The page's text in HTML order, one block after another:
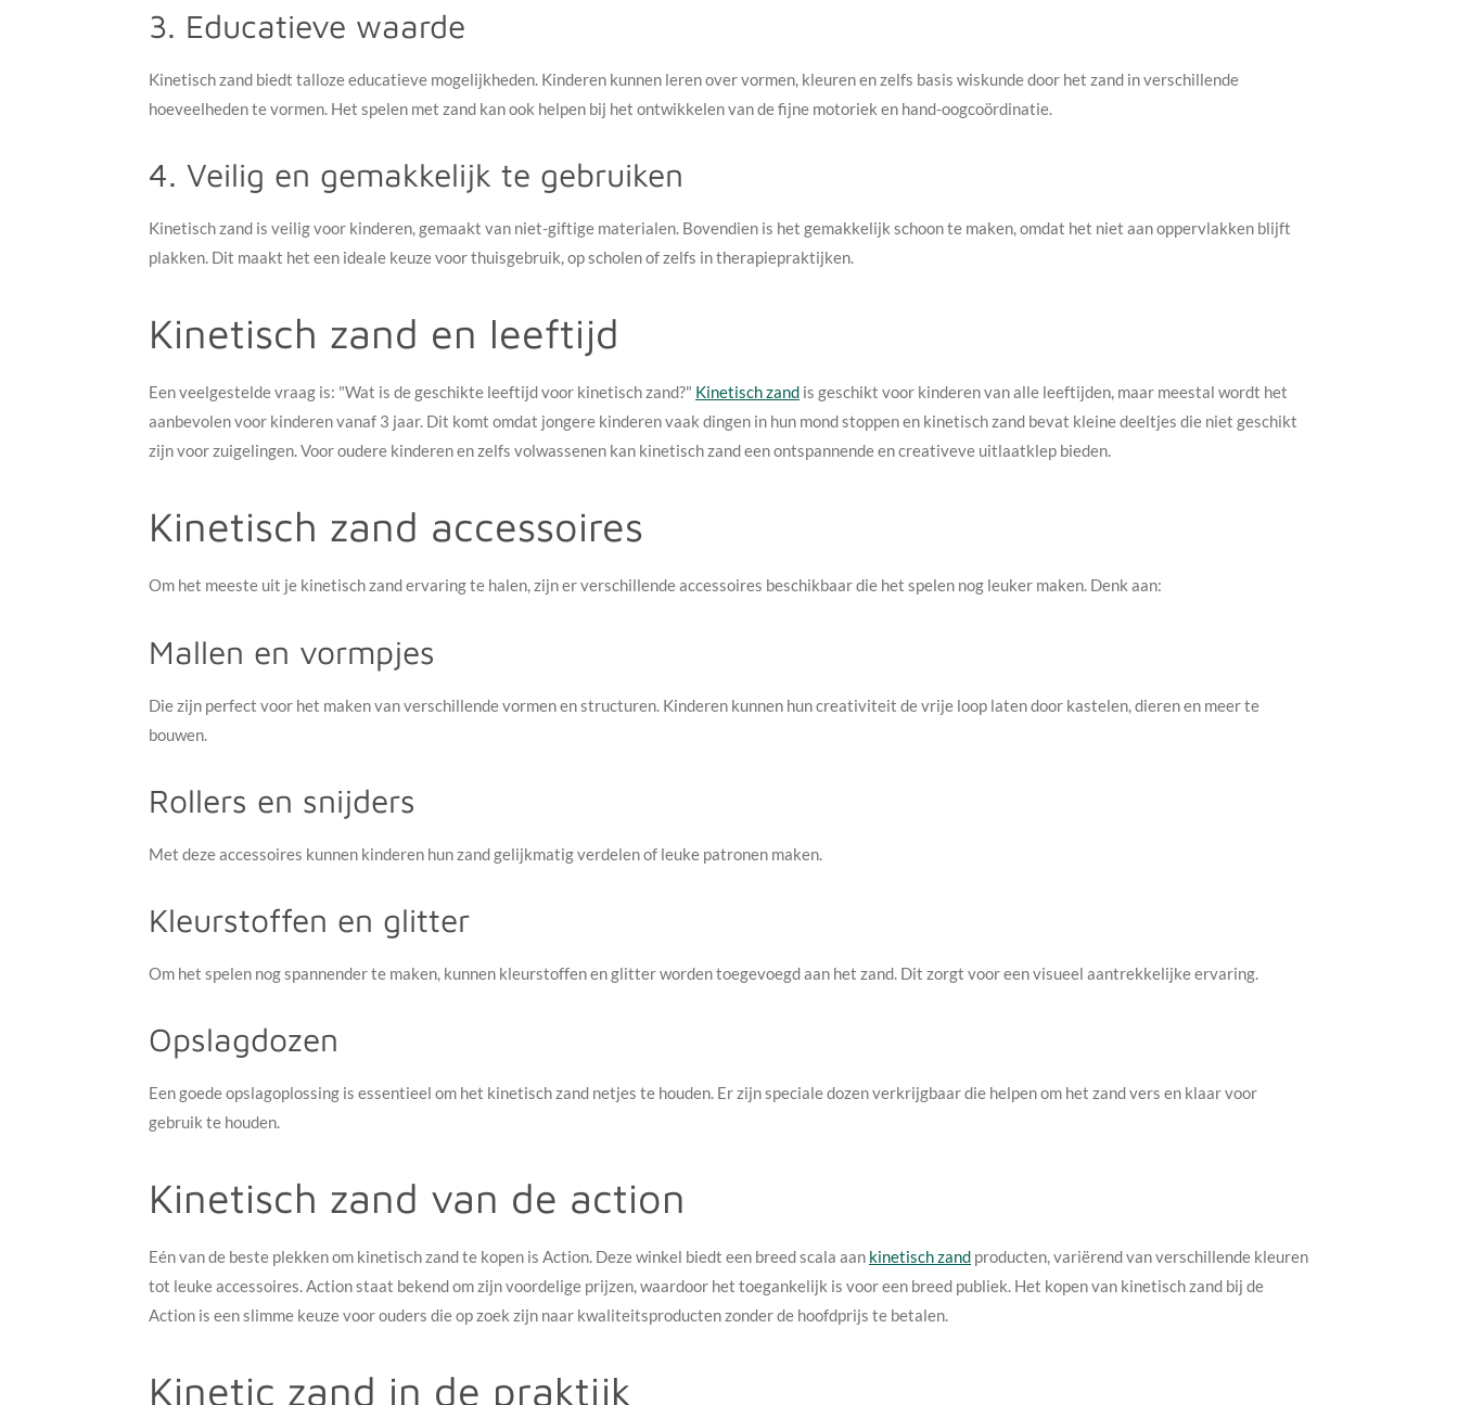
3. Educatieve waarde
Kinetisch zand biedt talloze educatieve mogelijkheden. Kinderen kunnen leren over vormen, kleuren en zelfs basis wiskunde door het zand in verschillende
hoeveelheden te vormen. Het spelen met zand kan ook helpen bij het ontwikkelen van de fijne motoriek en hand-oogcoördinatie.
4. Veilig en gemakkelijk te gebruiken
Kinetisch zand is veilig voor kinderen, gemaakt van niet-giftige materialen. Bovendien is het gemakkelijk schoon te maken, omdat het niet aan oppervlakken blijft
plakken. Dit maakt het een ideale keuze voor thuisgebruik, op scholen of zelfs in therapiepraktijken.
Kinetisch zand en leeftijd
Een veelgestelde vraag is: "Wat is de geschikte leeftijd voor kinetisch zand?" Kinetisch zand is geschikt voor kinderen van alle leeftijden, maar meestal wordt het
aanbevolen voor kinderen vanaf 3 jaar. Dit komt omdat jongere kinderen vaak dingen in hun mond stoppen en kinetisch zand bevat kleine deeltjes die niet geschikt
zijn voor zuigelingen. Voor oudere kinderen en zelfs volwassenen kan kinetisch zand een ontspannende en creativeve uitlaatklep bieden.
Kinetisch zand accessoires
Om het meeste uit je kinetisch zand ervaring te halen, zijn er verschillende accessoires beschikbaar die het spelen nog leuker maken. Denk aan:
Mallen en vormpjes
Die zijn perfect voor het maken van verschillende vormen en structuren. Kinderen kunnen hun creativiteit de vrije loop laten door kastelen, dieren en meer te
bouwen.
Rollers en snijders
Met deze accessoires kunnen kinderen hun zand gelijkmatig verdelen of leuke patronen maken.
Kleurstoffen en glitter
Om het spelen nog spannender te maken, kunnen kleurstoffen en glitter worden toegevoegd aan het zand. Dit zorgt voor een visueel aantrekkelijke ervaring.
Opslagdozen
Een goede opslagoplossing is essentieel om het kinetisch zand netjes te houden. Er zijn speciale dozen verkrijgbaar die helpen om het zand vers en klaar voor
gebruik te houden.
Kinetisch zand van de action
Eén van de beste plekken om kinetisch zand te kopen is Action. Deze winkel biedt een breed scala aan kinetisch zand producten, variërend van verschillende kleuren
tot leuke accessoires. Action staat bekend om zijn voordelige prijzen, waardoor het toegankelijk is voor een breed publiek. Het kopen van kinetisch zand bij de
Action is een slimme keuze voor ouders die op zoek zijn naar kwaliteitsproducten zonder de hoofdprijs te betalen.
Kinetic zand in de praktijk